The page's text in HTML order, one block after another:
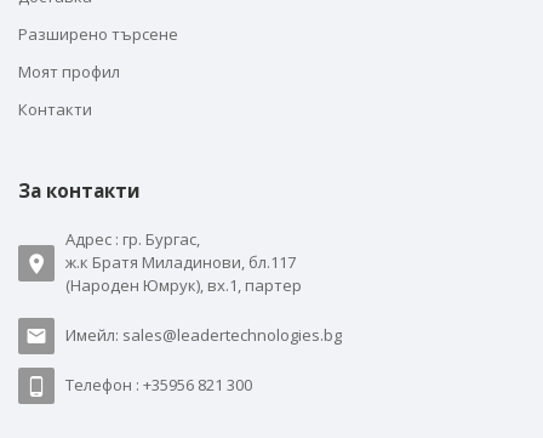
Разширено търсене
Моят профил
Контакти
За контакти
Адрес : гр. Бургас,
ж.к Братя Миладинови, бл.117
(Народен Юмрук), вх.1, партер
Имейл: sales@leadertechnologies.bg
Телефон : +35956 821 300